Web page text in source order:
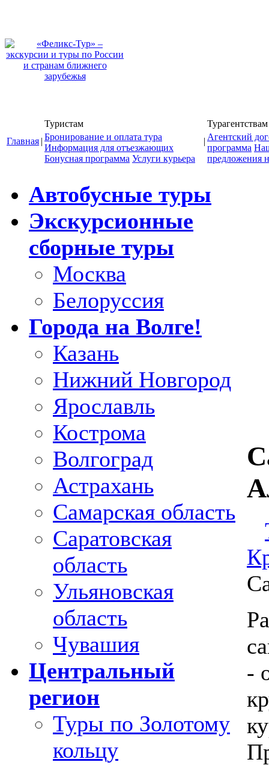
Главная |
Туристам
Бронирование и оплата тура
Информация для отъезжающих
Бонусная программа Услуги курьера
|
Турагентствам
Агентский
программа
предложения
Автобусные туры
Экскурсионные
сборные туры
Москва
Белоруссия
Города на Волге!
Казань
Нижний Новгород
Ярославль
Кострома
Волгоград
Астрахань
Самарская область
Саратовская
область
Ульяновская
область
Чувашия
Центральный
регион
Туры по Золотому
кольцу
-